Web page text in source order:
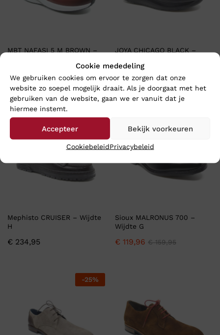
Cookie mededeling
We gebruiken cookies om ervoor te zorgen dat onze
website zo soepel mogelijk draait. Als je doorgaat met het
gebruiken van de website, gaan we er vanuit dat je
hiermee instemt.
Accepteer Bekijk voorkeuren
CookiebeleidPrivacybeleid
MBT NAFASI 5 M BROWN –
€187,46 €249,95
JOYA CHICAGO BLACK –
€ 249,95
Mephisto CRUISER – Wijdte
H
€ 234,95
Sioux MALRONUS 700 –
Wijdte G
€ 119,96 €159,95
-25%